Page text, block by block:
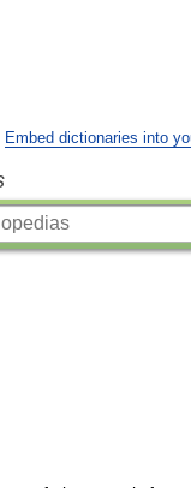
Embed dictionaries into